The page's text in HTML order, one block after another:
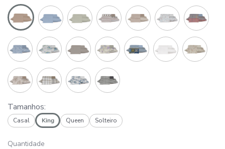
Tamanhos:
Casal King Queen Solteiro
Quantidade